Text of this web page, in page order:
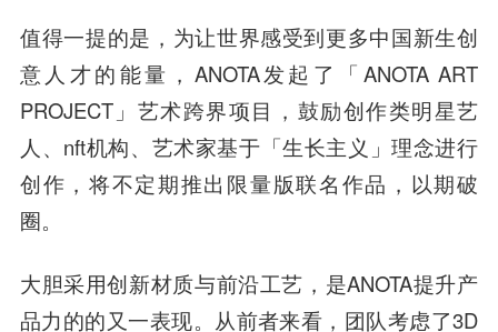
值得一提的是，为让世界感受到更多中国新生创
意人才的能量，ANOTA发起了「ANOTA ART
PROJECT」艺术跨界项目，鼓励创作类明星艺
人、nft机构、艺术家基于「生长主义」理念进行
创作，将不定期推出限量版联名作品，以期破
圈。
大胆采用创新材质与前沿工艺，是ANOTA提升产
品力的的又一表现。从前者来看，团队考虑了3D